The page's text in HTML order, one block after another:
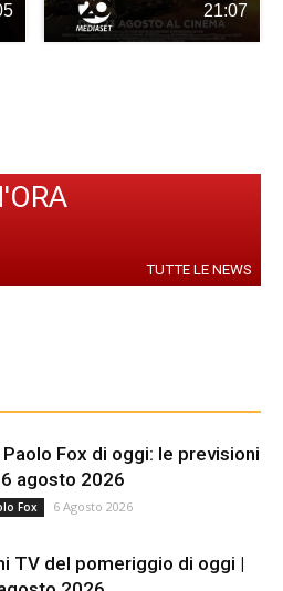
21:07
TUTTE LE NEWS
Fox di oggi: le previsioni
agosto 2026
Fox 6 Agosto 2026
TV del pomeriggio di oggi |